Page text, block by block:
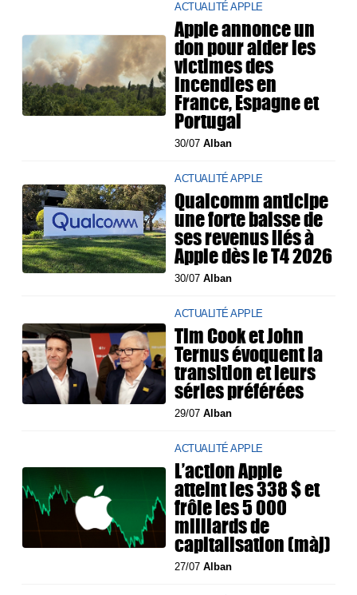
ACTUALITÉ APPLE
Apple annonce un
don pour aider les
victimes des
incendies en
France, Espagne et
Portugal
30/07Alban
ACTUALITÉ APPLE
Qualcomm anticipe
une forte baisse de
ses revenus liés à
Apple dès le T4 2026
30/07Alban
ACTUALITÉ APPLE
Tim Cook et John
Ternus évoquent la
transition et leurs
séries préférées
29/07Alban
ACTUALITÉ APPLE
L’action Apple
atteint les 338 $ et
frôle les 5 000
milliards de
capitalisation (màj)
27/07Alban